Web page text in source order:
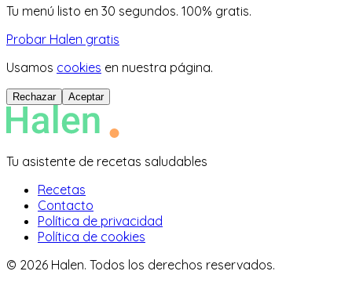
Tu menú listo en 30 segundos. 100% gratis.
Probar Halen gratis
Usamos cookies en nuestra página.
Rechazar Aceptar
Tu asistente de recetas saludables
Recetas
Contacto
Política de privacidad
Política de cookies
© 2026 Halen. Todos los derechos reservados.